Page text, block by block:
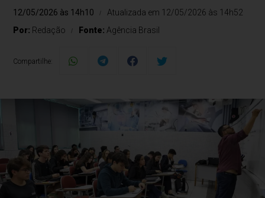
12/05/2026 às 14h10
Atualizada em 12/05/2026 às 14h52
Por: Redação Fonte: Agência Brasil
Compartilhe: